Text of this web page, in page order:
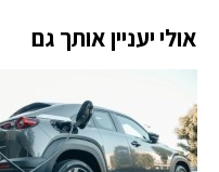
אולי יעניין אותך גם